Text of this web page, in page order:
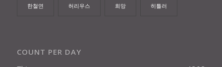
한철연 허리우스 희망 히틀러
COUNT PER DAY